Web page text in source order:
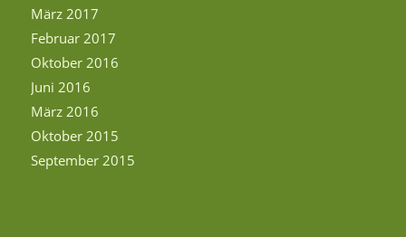
März 2017
Februar 2017
Oktober 2016
Juni 2016
März 2016
Oktober 2015
September 2015